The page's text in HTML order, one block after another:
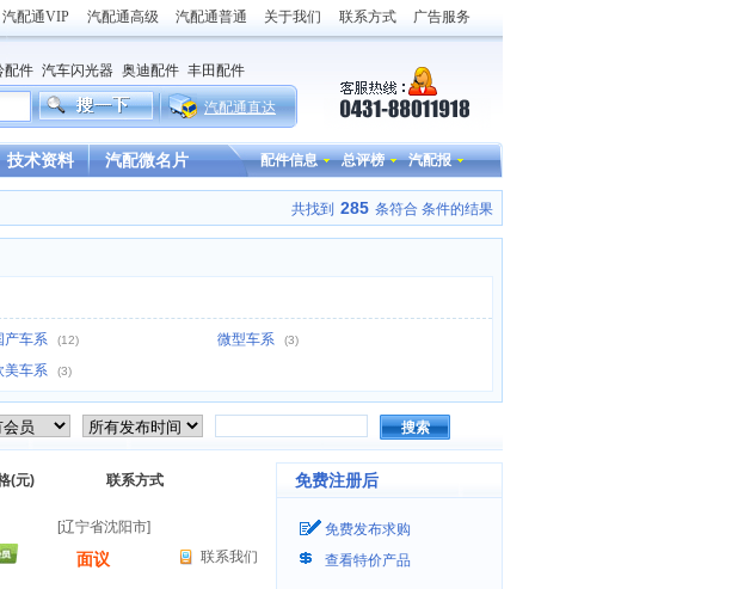
汽配通VIP 汽配通高级 汽配通普通 关于我们 联系方式 广告服务
配件 汽车闪光器 奥迪配件 丰田配件
汽豪沃驾驶室
汽配通直达
技术资料 汽配微名片 配件信息 总评榜 汽配报
共找到 285 条符合 条件的结果
产车系 (12) 微型车系 (3)
美车系 (3)
搜索
(元) 联系方式
[辽宁省沈阳市]
面议 联系我们
免费注册后
免费发布求购
查看特价产品